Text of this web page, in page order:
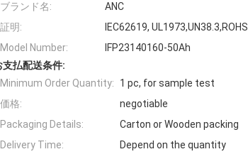
ブランド名:
ANC
証明:
IEC62619, UL1973,UN38.3,ROHS
Model Number:
IFP23140160-50Ah
支払配送条件:
Minimum Order Quantity:
1 pc, for sample test
価格:
negotiable
Packaging Details:
Carton or Wooden packing
Delivery Time:
Depend on the quantity